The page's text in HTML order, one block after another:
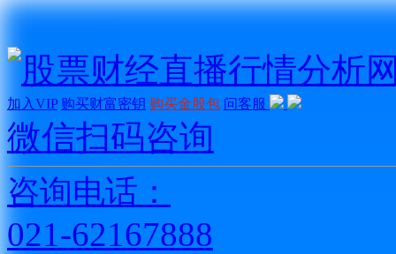
加入VIP 购买财富密钥 购买金股包 问客服
微信扫码咨询
咨询电话：
021-62167888